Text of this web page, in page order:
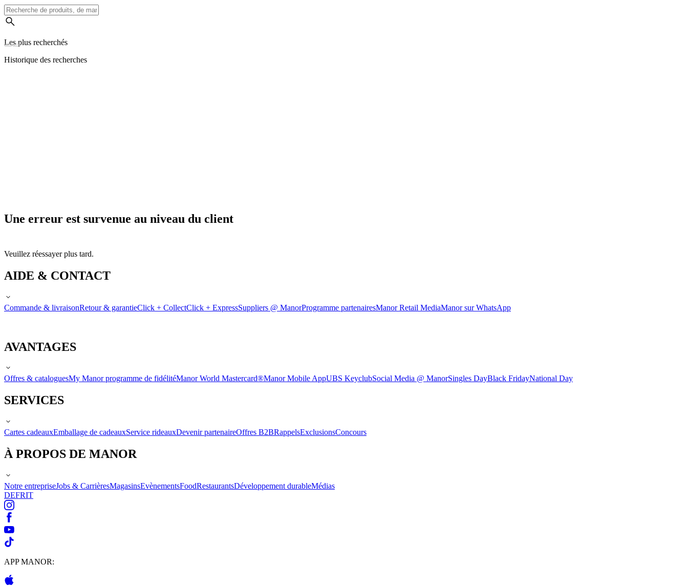
Les plus recherchés
Historique des recherches
Une erreur est survenue au niveau du client
Veuillez réessayer plus tard.
AIDE & CONTACT
Commande & livraisonRetour & garantieClick + CollectClick + ExpressSuppliers @ ManorProgramme partenairesManor Retail MediaManor sur WhatsApp
AVANTAGES
Offres & cataloguesMy Manor programme de fidélitéManor World Mastercard®Manor Mobile AppUBS KeyclubSocial Media @ ManorSingles DayBlack FridayNational Day
SERVICES
Cartes cadeauxEmballage de cadeauxService rideauxDevenir partenaireOffres B2BRappelsExclusionsConcours
À PROPOS DE MANOR
Notre entrepriseJobs & CarrièresMagasinsEvènementsFoodRestaurantsDéveloppement durableMédias
DEFRIT
APP MANOR: